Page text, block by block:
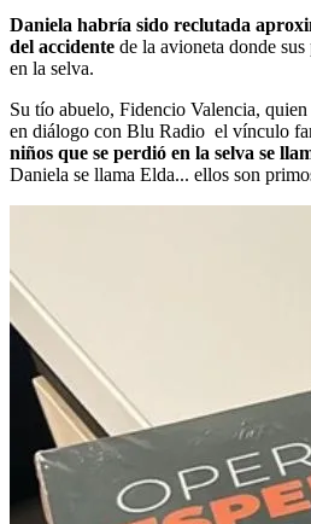
Daniela habría sido reclutada
del accidente de la avioneta donde
en la selva.
Su tío abuelo, Fidencio Valencia,
en diálogo con Blu Radio el vínculo
niños que se perdió en la selva se
Daniela se llama Elda... ellos son